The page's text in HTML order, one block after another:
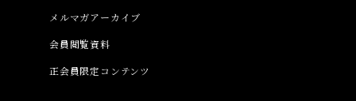
メルマガアーカイブ
会員閲覧資料
正会員限定コンテンツ